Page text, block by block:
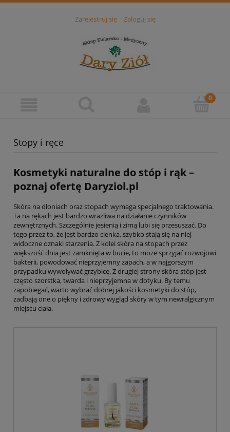
Zarejestruj się Zaloguj się
Stopy i ręce
Kosmetyki naturalne do stóp i rąk –
poznaj ofertę Daryziol.pl
Skóra na dłoniach oraz stopach wymaga specjalnego traktowania.
Ta na rękach jest bardzo wrażliwa na działanie czynników
zewnętrznych. Szczególnie jesienią i zimą lubi się przesuszać. Do
tego przez to, że jest bardzo cienka, szybko stają się na niej
widoczne oznaki starzenia. Z kolei skóra na stopach przez
większość dnia jest zamknięta w bucie, to może sprzyjać rozwojowi
bakterii, powodować nieprzyjemny zapach, a w najgorszym
przypadku wywoływać grzybicę. Z drugiej strony skóra stóp jest
często szorstka, twarda i nieprzyjemna w dotyku. By temu
zapobiegać, warto wybrać dobrej jakości kosmetyki do stóp,
zadbają one o piękny i zdrowy wygląd skóry w tym newralgicznym
miejscu ciała.